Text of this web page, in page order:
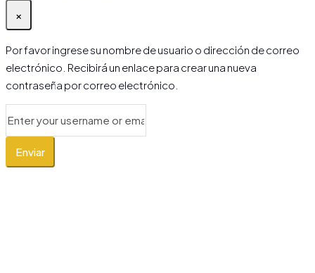
×
Por favor ingrese su nombre de usuario o dirección de correo
electrónico. Recibirá un enlace para crear una nueva
contraseña por correo electrónico.
Enviar